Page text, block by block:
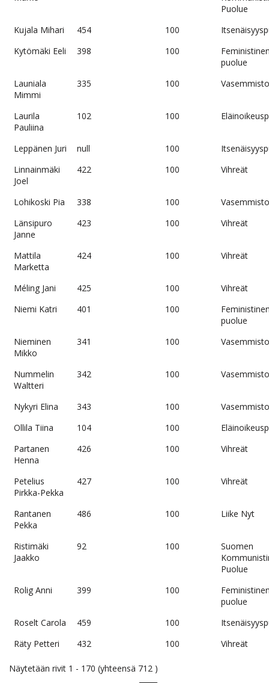
Puolue
Kujala Mihari
454 100
Kytömäki Eeli
398 100
puolue
Launiala
Mimmi
335 100
Laurila
Pauliina
102 100
Leppänen Juri null 100
Linnainmäki
Joel
422 100 Vihreät
Lohikoski Pia 338 100
Länsipuro
Janne
423 100 Vihreät
Mattila
Marketta
424 100 Vihreät
Méling Jani 425 100
Vihreät
Niemi Katri
401 100
puolue
Nieminen
Mikko
341 100
Nummelin
Waltteri
342 100
Nykyri Elina 343 100
Ollila Tiina
104 100
Partanen
Henna
426 100 Vihreät
Petelius
Pirkka-Pekka
427 100 Vihreät
Rantanen
Pekka
486 100 Liike Nyt
Ristimäki
Jaakko
92 100
Suomen
Puolue
Rolig Anni
399 100
puolue
Roselt Carola
459 100
Räty Petteri
432 100 Vihreät
Näytetään rivit 1 - 170 (yhteensä 712 )